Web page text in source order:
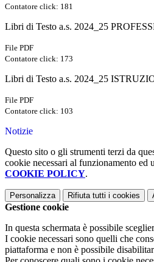
Contatore click: 181
Libri di Testo a.s. 2024_25
File PDF
Contatore click: 173
Libri di Testo a.s. 2024_25
File PDF
Contatore click: 103
Notizie
Questo sito o gli strumenti terzi da
cookie necessari al funzionamento
COOKIE POLICY.
Personalizza Rifiuta tutti i cookies
Gestione cookie
In questa schermata è possibile
I cookie necessari sono quelli che
piattaforma e non è possibile